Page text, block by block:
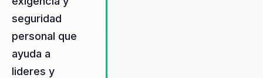
seguridad
personal que
ayuda a
lideres y